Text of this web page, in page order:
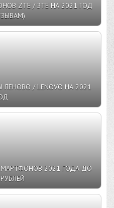
ZTE / ЗТЕ НА 2021 ГОД
/ LENOVO НА 2021
2021 ГОДА ДО